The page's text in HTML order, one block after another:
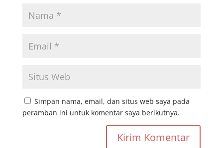
Simpan nama, email, dan situs web saya pada
peramban ini untuk komentar saya berikutnya.